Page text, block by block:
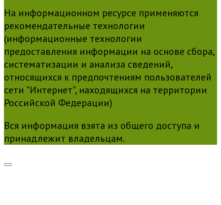
На информационном ресурсе применяются
рекомендательные технологии
(информационные технологии
предоставления информации на основе сбора,
систематизации и анализа сведений,
относящихся к предпочтениям пользователей
сети "Интернет", находящихся на территории
Российской Федерации)
Вся информация взята из общего доступа и
принадлежит владельцам.